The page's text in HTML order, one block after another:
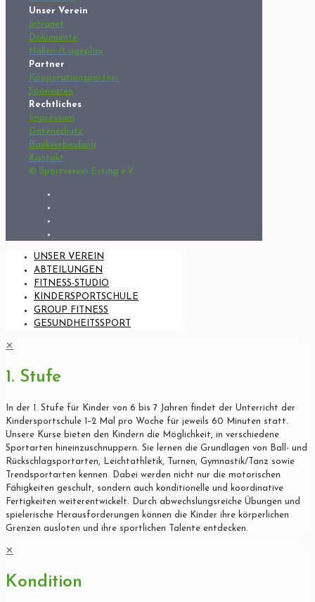
Unser Verein
Intranet
Dokumente
Hallen-/Lageplan
Partner
Kooperationspartner
Sponsoren
Rechtliches
Impressum
Datenschutz
Bankverbindung
Kontakt
© Sportverein Esting e.V.
UNSER VEREIN
ABTEILUNGEN
FITNESS-STUDIO
KINDERSPORTSCHULE
GROUP FITNESS
GESUNDHEITSSPORT
✕
1. Stufe
In der 1. Stufe für Kinder von 6 bis 7 Jahren findet der Unterricht der
Kindersportschule 1–2 Mal pro Woche für jeweils 60 Minuten statt.
Unsere Kurse bieten den Kindern die Möglichkeit, in verschiedene
Sportarten hineinzuschnuppern. Sie lernen die Grundlagen von Ball- und
Rückschlagsportarten, Leichtathletik, Turnen, Gymnastik/Tanz sowie
Trendsportarten kennen. Dabei werden nicht nur die motorischen
Fähigkeiten geschult, sondern auch konditionelle und koordinative
Fertigkeiten weiterentwickelt. Durch abwechslungsreiche Übungen und
spielerische Herausforderungen können die Kinder ihre körperlichen
Grenzen ausloten und ihre sportlichen Talente entdecken.
✕
Kondition